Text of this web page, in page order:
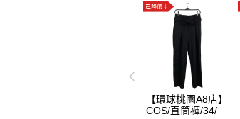
【環球桃園A8店】
COS/直筒褲/34/